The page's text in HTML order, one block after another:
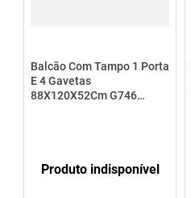
Balcão Com Tampo 1 Porta
E 4 Gavetas
88X120X52Cm G746
Produto indisponível